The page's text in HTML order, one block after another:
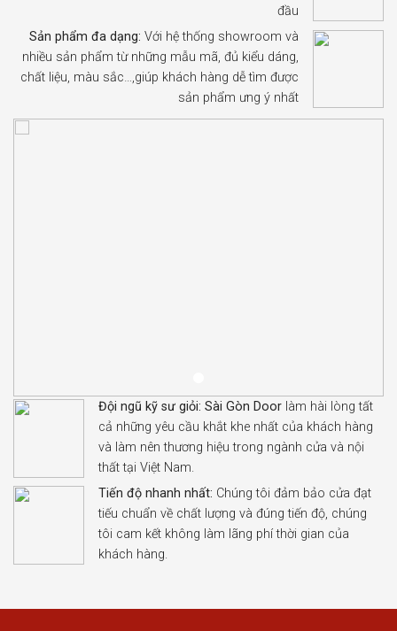
đầu
Sản phẩm đa dạng: Với hệ thống showroom và
nhiều sản phẩm từ những mẫu mã, đủ kiểu dáng,
chất liệu, màu sắc…,giúp khách hàng dễ tìm được
sản phẩm ưng ý nhất
Đội ngũ kỹ sư giỏi: Sài Gòn Door làm hài lòng tất
cả những yêu cầu khắt khe nhất của khách hàng
và làm nên thương hiệu trong ngành cửa và nội
thất tại Việt Nam.
Tiến độ nhanh nhất: Chúng tôi đảm bảo cửa đạt
tiếu chuẩn về chất lượng và đúng tiến độ, chúng
tôi cam kết không làm lãng phí thời gian của
khách hàng.